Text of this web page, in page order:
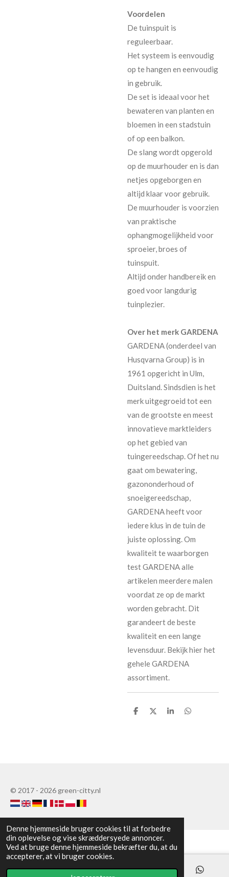
Denne hjemmeside bruger cookies til at forbedre
din oplevelse og vise skræddersyede annoncer.
Ved at bruge denne hjemmeside bekræfter du, at du
accepterer, at vi bruger cookies.
Voordelen
De tuinspuit is
reguleerbaar.
Het systeem is eenvoudig
op te hangen en eenvoudig
in gebruik.
De set is ideaal voor het
bewateren van planten en
bloemen in een stadstuin
of op een balkon.
De slang wordt opgerold
op de muurhouder en is dan
netjes opgeborgen en
altijd klaar voor gebruik.
De muurhouder is voorzien
van praktische
ophangmogelijkheid voor
sproeier, broes of
tuinspuit.
Altijd onder handbereik en
goed voor langdurig
tuinplezier.
Over het merk GARDENA
GARDENA (onderdeel van
Husqvarna Group) is in
1961 opgericht in Ulm,
Duitsland. Sindsdien is het
merk uitgegroeid tot een
van de grootste en meest
innovatieve marktleiders
op het gebied van
tuingereedschap. Of het nu
gaat om bewatering,
gazononderhoud of
snoeigereedschap,
GARDENA heeft voor
iedere klus in de tuin de
juiste oplossing. Om
kwaliteit te waarborgen
test GARDENA alle
artikelen meerdere malen
voordat ze op de markt
worden gebracht. Dit
garandeert de beste
kwaliteit en een lange
levensduur. Bekijk hier het
gehele GARDENA
assortiment.
D
D
D
D
© 2017 - 2026 green-citty.nl